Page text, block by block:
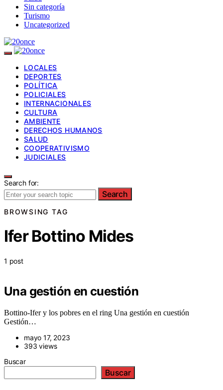
Sin categoría
Turismo
Uncategorized
LOCALES
DEPORTES
POLÍTICA
POLICIALES
INTERNACIONALES
CULTURA
AMBIENTE
DERECHOS HUMANOS
SALUD
COOPERATIVISMO
JUDICIALES
Search for:
Search
BROWSING TAG
Ifer Bottino Mides
1 post
Una gestión en cuestión
Bottino-Ifer y los pobres en el ring Una gestión en cuestión
Gestión…
mayo 17, 2023
393 views
Buscar
Buscar